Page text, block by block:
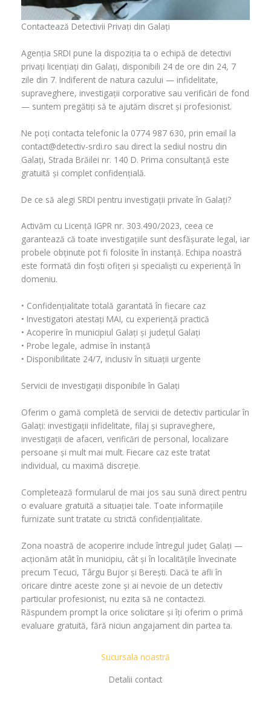
Contactează Detectivii Privați din Galați
Agenția SRDI pune la dispoziția ta o echipă de detectivi
privați licențiați din Galați, disponibili 24 de ore din 24, 7
zile din 7. Indiferent de natura cazului — infidelitate,
supraveghere, investigații corporative sau verificări de fond
— suntem pregătiți să te ajutăm discret și profesionist.
Ne poți contacta telefonic la 0774 987 630, prin email la
contact@detectiv-srdi.ro sau direct la sediul nostru din
Galați, Strada Brăilei nr. 140 D. Prima consultanță este
gratuită și complet confidențială.
De ce să alegi SRDI pentru investigații private în Galați?
Activăm cu Licență IGPR nr. 303.490/2023, ceea ce
garantează că toate investigațiile sunt desfășurate legal, iar
probele obținute pot fi folosite în instanță. Echipa noastră
este formată din foști ofițeri și specialiști cu experiență în
domeniu.
• Confidențialitate totală garantată în fiecare caz
• Investigatori atestați MAI, cu experiență practică
• Acoperire în municipiul Galați și județul Galați
• Probe legale, admise în instanță
• Disponibilitate 24/7, inclusiv în situații urgente
Servicii de investigații disponibile în Galați
Oferim o gamă completă de servicii de detectiv particular în
Galați: investigații infidelitate, filaj și supraveghere,
investigații de afaceri, verificări de personal, localizare
persoane și mult mai mult. Fiecare caz este tratat
individual, cu maximă discreție.
Completează formularul de mai jos sau sună direct pentru
o evaluare gratuită a situației tale. Toate informațiile
furnizate sunt tratate cu strictă confidențialitate.
Zona noastră de acoperire include întregul județ Galați —
acționăm atât în municipiu, cât și în localitățile învecinate
precum Tecuci, Târgu Bujor și Berești. Dacă te afli în
oricare dintre aceste zone și ai nevoie de un detectiv
particular profesionist, nu ezita să ne contactezi.
Răspundem prompt la orice solicitare și îți oferim o primă
evaluare gratuită, fără niciun angajament din partea ta.
Sucursala noastră
Detalii contact